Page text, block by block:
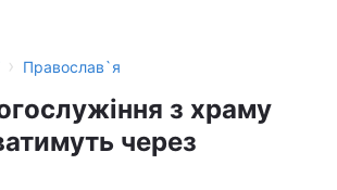
› Православ`я
з храму
через